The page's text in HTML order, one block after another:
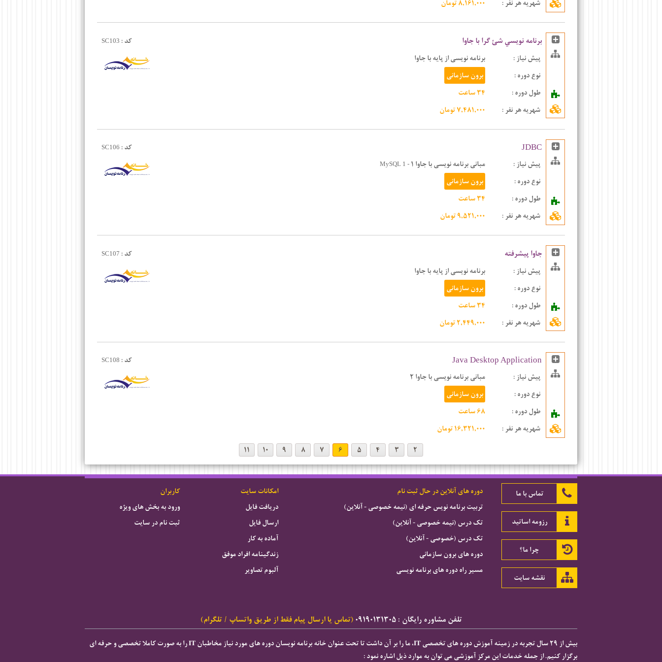
شهریه هر نفر: ۸,۱۶۱,۰۰۰ تومان
برنامه نويسي شئ گرا با جاوا کد : SC103
پیش نیاز :
برنامه نویسی از پایه با جاوا
نوع دوره :
برون سازمانی
طول دوره :
۳۴ ساعت
شهریه هر نفر: ۷,۴۸۱,۰۰۰ تومان
JDBC کد : SC106
پیش نیاز : MySQL 1 -
مبانی برنامه نویسی با جاوا ۱
نوع دوره :
برون سازمانی
طول دوره :
۳۴ ساعت
شهریه هر نفر: ۹,۵۲۱,۰۰۰ تومان
جاوا پیشرفته کد : SC107
پیش نیاز :
برنامه نویسی از پایه با جاوا
نوع دوره :
برون سازمانی
طول دوره :
۳۴ ساعت
شهریه هر نفر: ۲,۴۴۹,۰۰۰ تومان
Java Desktop Application کد : SC108
پیش نیاز :
مبانی برنامه نویسی با جاوا ۲
نوع دوره :
برون سازمانی
طول دوره :
۶۸ ساعت
شهریه هر نفر:
۱۶,۳۲۱,۰۰۰ تومان
۲
۳ ۴ ۵ ۶ ۷ ۸ ۹ ۱۰ ۱۱
تماس با ما
رزومه اساتید
چرا ما؟
نقشه سایت
دوره های آنلاین در حال ثبت نام
تربیت برنامه نویس حرفه ای (نیمه خصوصی - آنلاین)
تک درس (نیمه خصوصی - آنلاین)
تک درس (خصوصی - آنلاین)
دوره های برون سازمانی
مسیر راه دوره های برنامه نویسی
امکانات سایت
دریافت فایل
ارسال فایل
آماده به کار
زندگینامه افراد موفق
آلبوم تصاویر
کاربران
ورود به بخش های ویژه
ثبت نام در سایت
تلفن مشاوره رایگان : ۰۹۱۹۰۱۳۱۳۰۵ (تماس یا ارسال پیام فقط از طریق واتساپ / تلگرام)
برگزار کنیم. از جمله خدمات این مرکز آموزشی می توان به موارد ذیل اشاره نمود :